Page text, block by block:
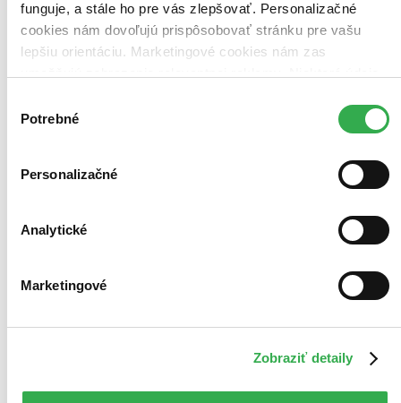
funguje, a stále ho pre vás zlepšovať. Personalizačné
cookies nám dovoľujú prispôsobovať stránku pre vašu
lepšiu orientáciu. Marketingové cookies nám zas
keby sme mohli používať všetky tieto cookies. Ďakujeme!
súhlasu
Potrebné
Personalizačné
Analytické
Marketingové
Zobraziť detaily